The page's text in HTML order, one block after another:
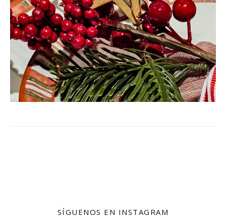
SÍGUENOS EN INSTAGRAM